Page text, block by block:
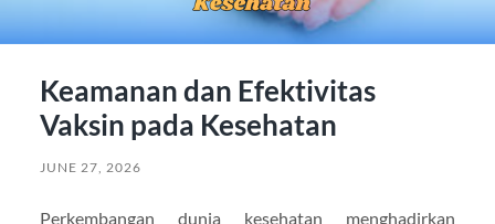
Keamanan dan Efektivitas
Vaksin pada Kesehatan
JUNE 27, 2026
Perkembangan dunia kesehatan menghadirkan